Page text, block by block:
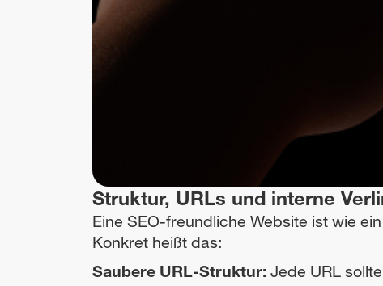
Struktur, URLs und interne
Eine SEO-freundliche Website ist wie
Konkret heißt das:
Saubere URL-Struktur: Jede URL